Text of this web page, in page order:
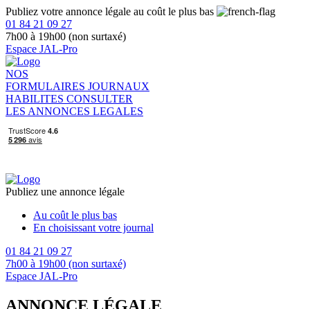
Publiez votre annonce légale au coût le plus bas
01 84 21 09 27
7h00 à 19h00 (non surtaxé)
Espace JAL-Pro
NOS
FORMULAIRES JOURNAUX
HABILITES CONSULTER
LES ANNONCES LEGALES
Publiez une annonce légale
Au coût le plus bas
En choisissant votre journal
01 84 21 09 27
7h00 à 19h00 (non surtaxé)
Espace JAL-Pro